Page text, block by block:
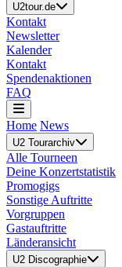
U2tour.de
Kontakt
Newsletter
Kalender
Kontakt
Spendenaktionen
FAQ
Home News
U2 Tourarchiv
Alle Tourneen
Deine Konzertstatistik
Promogigs
Sonstige Auftritte
Vorgruppen
Gastauftritte
Länderansicht
U2 Discographie